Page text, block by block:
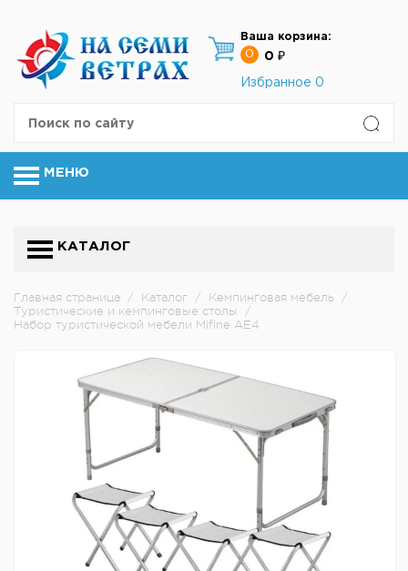
Ваша корзина:
0
0 ₽
Избранное 0
МЕНЮ
КАТАЛОГ
Главная страница / Каталог / Кемпинговая мебель
/
Туристические и кемпинговые столы
/
Набор туристической мебели Mifine AE4